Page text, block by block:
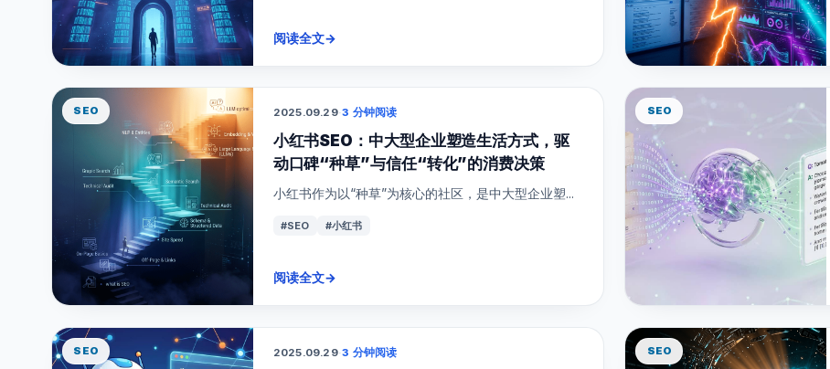
阅读全文→
SEO 2025.09.29·3 分钟阅读
小红书SEO：中大型企业塑造生活方式，驱
动口碑“种草”与信任“转化”的消费决策
小红书作为以“种草”为核心的社区，是中大型企业塑...
#SEO #小红书
阅读全文→
SEO
SEO 2025.09.29·3 分钟阅读 SEO